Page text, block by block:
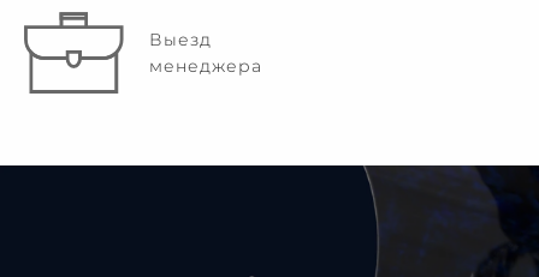
Выезд
менеджера